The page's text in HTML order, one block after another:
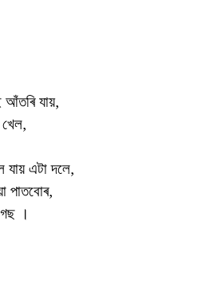
আঁতৰি যায়,
এটা দলে,
পাতবোৰ,
।